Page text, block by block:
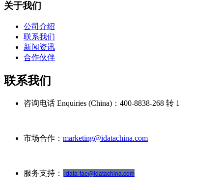
关于我们
公司介绍
联系我们
新闻资讯
合作伙伴
联系我们
咨询电话 Enquiries (China)： 400-8838-268 转 1
市场合作： marketing@idatachina.com
服务支持： idata-fae@idatachina.com